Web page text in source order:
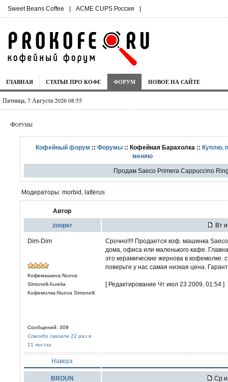
Sweet Beans Coffee | ACME CUPS Россия |
ГЛАВНАЯ СТАТЬИ ПРО КОФЕ ФОРУМ НОВОЕ НА САЙТЕ
Пятница, 7 Августа 2026 08:55
Форумы
Кофейный форум :: Форумы :: Кофейная Барахолка :: Куплю,
меняю
Продам Saeco Primera Cappuccino
Модераторы: morbid, latterus
Автор
zooper Вт
Dim-Dim
Кофемашина:Nuova
Simonelli Aurelia
Кофемолка:Nuova Simonelli
Сообщений: 309
Спасибо сказали 22 раз в
21 постах
Срочно!!!! Продается коф. машинка
дома, офиса или маленького кафе.
это керамические жернова в кофемолке.
поверьте у нас самая низкая цена.
[ Редактирование Чт июл 23 2009, 01:54 ]
Наверх
BROUN Ср